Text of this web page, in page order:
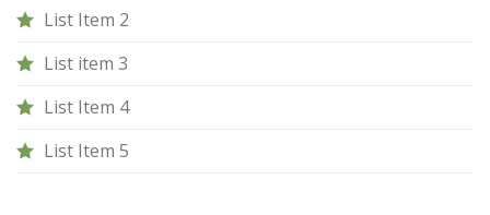
List Item 2
List item 3
List Item 4
List Item 5